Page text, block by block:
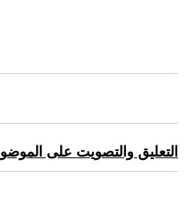
التعليق والتصويت على